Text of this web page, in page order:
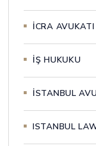
İCRA AVUKATI
İŞ HUKUKU
İSTANBUL
ISTANBUL